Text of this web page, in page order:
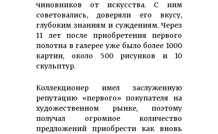
чиновников от искусства. С ним
советовались, доверяли его вкусу,
глубоким знаниям и суждениям. Через
11 лет после приобретения первого
полотна в галерее уже было более 1000
картин, около 500 рисунков и 10
скульптур.
Коллекционер имел заслуженную
репутацию «первого» покупателя на
художественном рынке, поэтому
получал огромное количество
предложений приобрести как вновь